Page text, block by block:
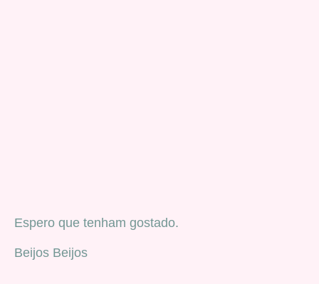
Espero que tenham gostado.
Beijos Beijos